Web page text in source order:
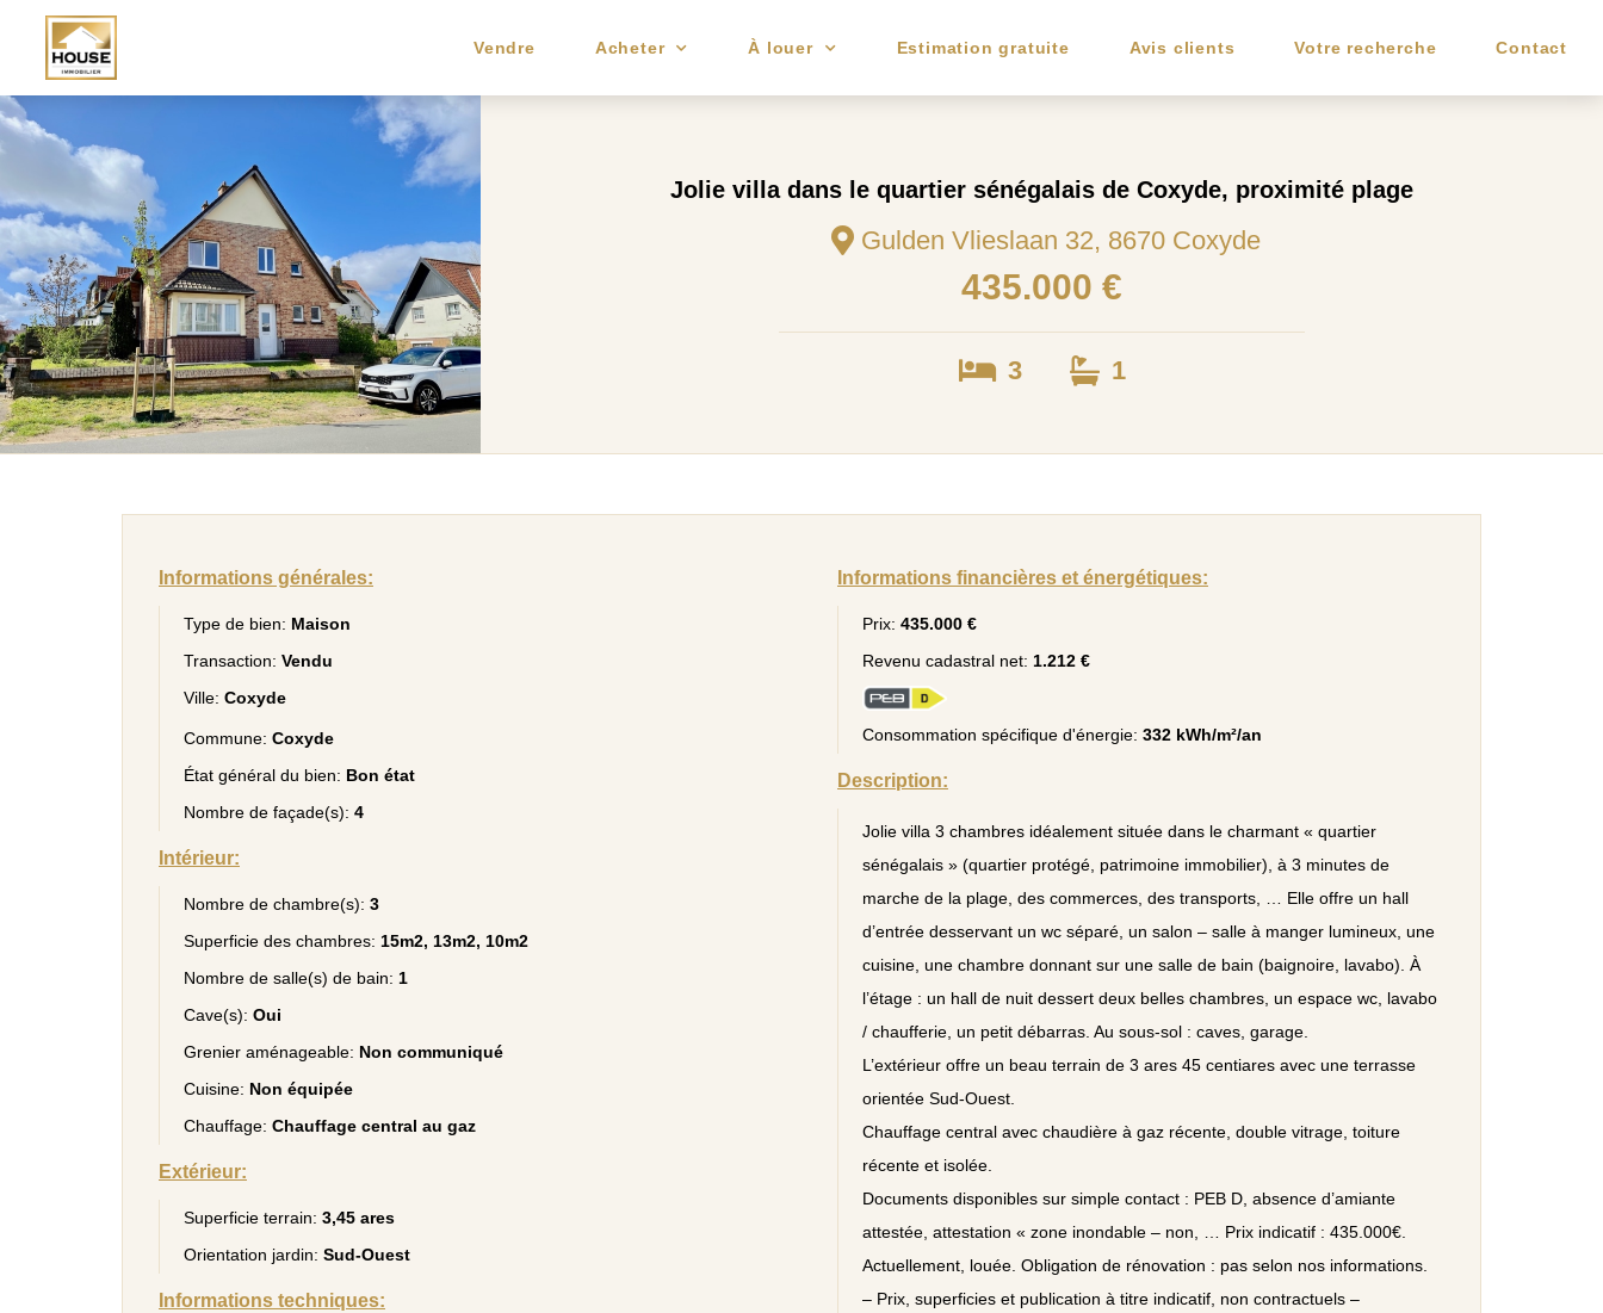
Vendre Acheter À louer Estimation gratuite Avis clients Votre recherche Contact
Jolie villa dans le quartier sénégalais de Coxyde, proximité plage
Gulden Vlieslaan 32, 8670 Coxyde
435.000 €
3 1
Informations générales:
Type de bien: Maison
Transaction: Vendu
Ville: Coxyde
Commune: Coxyde
État général du bien: Bon état
Nombre de façade(s): 4
Intérieur:
Nombre de chambre(s): 3
Superficie des chambres: 15m2, 13m2, 10m2
Nombre de salle(s) de bain: 1
Cave(s): Oui
Grenier aménageable: Non communiqué
Cuisine: Non équipée
Chauffage: Chauffage central au gaz
Extérieur:
Superficie terrain: 3,45 ares
Orientation jardin: Sud-Ouest
Informations techniques:
Informations financières et énergétiques:
Prix: 435.000 €
Revenu cadastral net: 1.212 €
Consommation spécifique d'énergie: 332 kWh/m²/an
Description:
Jolie villa 3 chambres idéalement située dans le charmant « quartier
sénégalais » (quartier protégé, patrimoine immobilier), à 3 minutes de
marche de la plage, des commerces, des transports, … Elle offre un hall
d’entrée desservant un wc séparé, un salon – salle à manger lumineux, une
cuisine, une chambre donnant sur une salle de bain (baignoire, lavabo). À
l’étage : un hall de nuit dessert deux belles chambres, un espace wc, lavabo
/ chaufferie, un petit débarras. Au sous-sol : caves, garage.
L’extérieur offre un beau terrain de 3 ares 45 centiares avec une terrasse
orientée Sud-Ouest.
Chauffage central avec chaudière à gaz récente, double vitrage, toiture
récente et isolée.
Documents disponibles sur simple contact : PEB D, absence d’amiante
attestée, attestation « zone inondable – non, … Prix indicatif : 435.000€.
Actuellement, louée. Obligation de rénovation : pas selon nos informations.
– Prix, superficies et publication à titre indicatif, non contractuels –